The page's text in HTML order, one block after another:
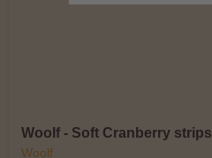
Woolf - Soft Cranberry strips
Woolf